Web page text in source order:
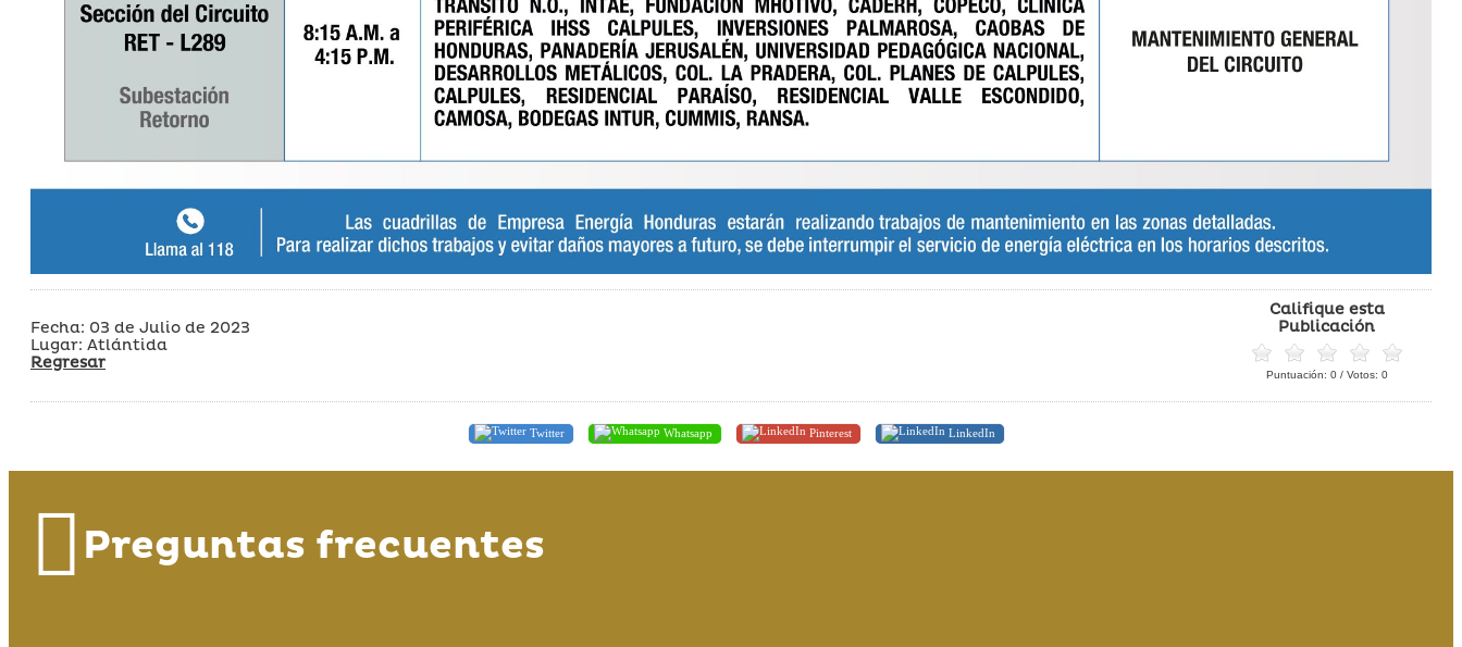
Fecha: 03 de Julio de 2023
Lugar: Atlántida
Regresar
Califique esta
Publicación
Puntuación: 0/ Votos: 0
Twitter Whatsapp Pinterest LinkedIn
Preguntas frecuentes